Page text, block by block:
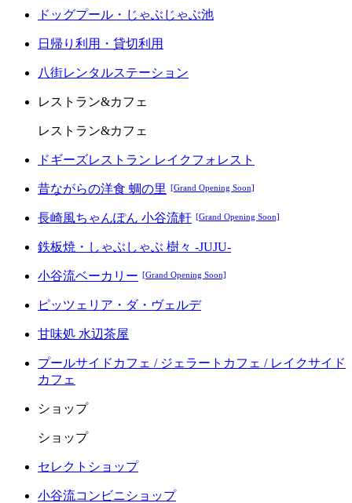
ドッグプール・じゃぶじゃぶ池
日帰り利用・貸切利用
八街レンタルステーション
レストラン&カフェ
レストラン&カフェ
ドギーズレストラン レイクフォレスト
昔ながらの洋食 蜩の里 [Grand Opening Soon]
長崎風ちゃんぽん 小谷流軒 [Grand Opening Soon]
鉄板焼・しゃぶしゃぶ 樹々 -JUJU-
小谷流ベーカリー [Grand Opening Soon]
ピッツェリア・ダ・ヴェルデ
甘味処 水辺茶屋
プールサイドカフェ / ジェラートカフェ / レイクサイド
カフェ
ショップ
ショップ
セレクトショップ
小谷流コンビニショップ